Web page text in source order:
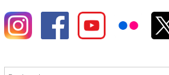
Rechercher